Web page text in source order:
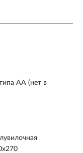
АА (нет в